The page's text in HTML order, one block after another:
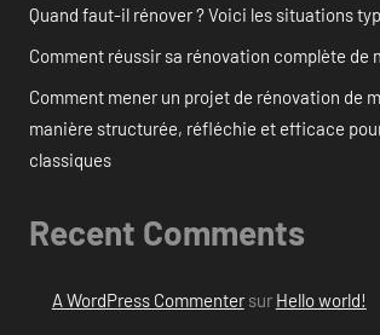
Quand faut-il rénover ? Voici les situations
Comment réussir sa rénovation complète de
Comment mener un projet de rénovation de
manière structurée, réfléchie et efficace
classiques
Recent Comments
A WordPress Commentersur Hello world!